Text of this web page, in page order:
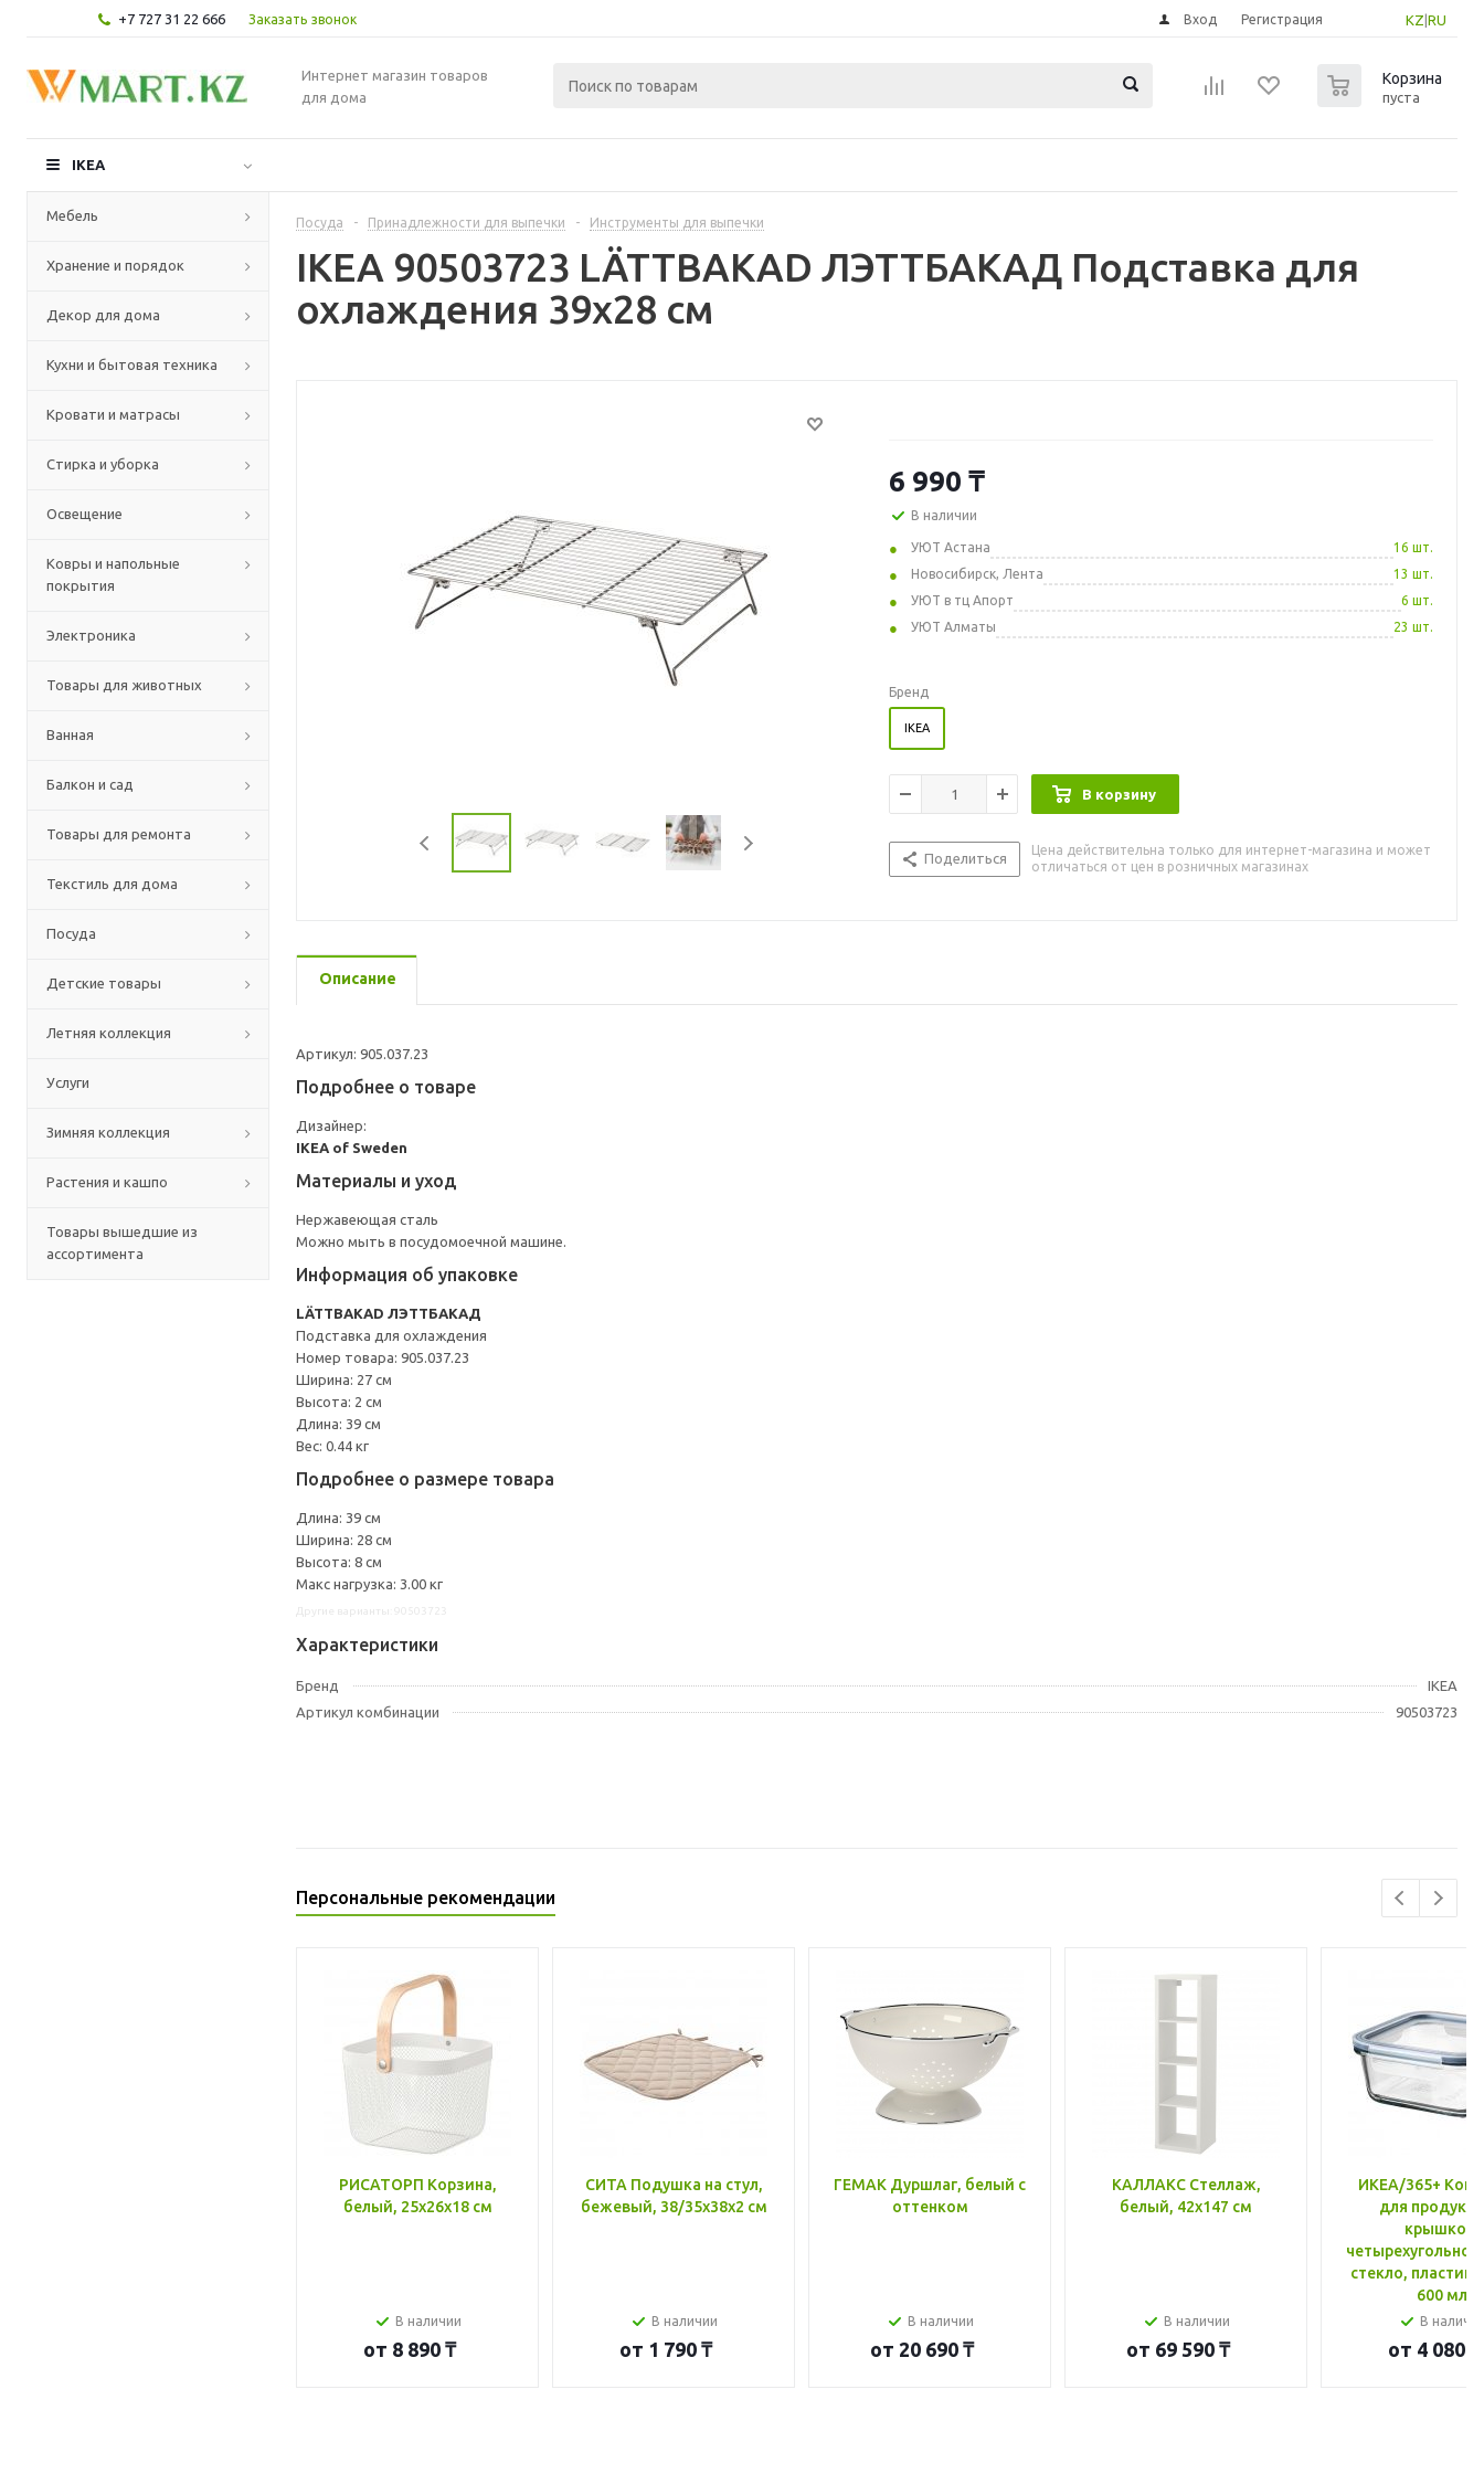
+7 727 31 22 666 Заказать звонок KZ RU
Вход Регистрация
Интернет магазин товаров
для дома
Корзина
пуста
IKEA
Мебель
Хранение и порядок
Декор для дома
Кухни и бытовая техника
Кровати и матрасы
Стирка и уборка
Освещение
Ковры и напольные
покрытия
Электроника
Товары для животных
Ванная
Балкон и сад
Товары для ремонта
Текстиль для дома
Посуда
Детские товары
Летняя коллекция
Услуги
Зимняя коллекция
Растения и кашпо
Товары вышедшие из
ассортимента
Посуда - Принадлежности для выпечки - Инструменты для выпечки
IKEA 90503723 LÄTTBAKAD ЛЭТТБАКАД Подставка для
охлаждения 39x28 см
6 990 ₸
В наличии
УЮТ Астана
16 шт.
Новосибирск, Лента
13 шт.
УЮТ в тц Апорт
6 шт.
УЮТ Алматы
23 шт.
Бренд
IKEA
В корзину
Поделиться
Цена действительна только для интернет-магазина и может
отличаться от цен в розничных магазинах
Описание
Артикул: 905.037.23
Подробнее о товаре
Дизайнер:
IKEA of Sweden
Материалы и уход
Нержавеющая сталь
Можно мыть в посудомоечной машине.
Информация об упаковке
LÄTTBAKAD ЛЭТТБАКАД
Подставка для охлаждения
Номер товара: 905.037.23
Ширина: 27 см
Высота: 2 см
Длина: 39 см
Вес: 0.44 кг
Подробнее о размере товара
Длина: 39 см
Ширина: 28 см
Высота: 8 см
Макс нагрузка: 3.00 кг
Характеристики
Бренд
IKEA
Артикул комбинации
90503723
Персональные рекомендации
РИСАТОРП Корзина,
белый, 25x26x18 см
В наличии
от 8 890 ₸
СИТА Подушка на стул,
бежевый, 38/35x38x2 см
В наличии
от 1 790 ₸
ГЕМАК Дуршлаг, белый с
оттенком
В наличии
от 20 690 ₸
КАЛЛАКС Стеллаж,
белый, 42x147 см
В наличии
от 69 590 ₸
ИКЕА/365+
для
крышкой,
стекло, пластик
600 мл
В
от 4 080 ₸